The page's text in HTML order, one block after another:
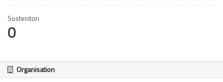
Sostenitori
0
Organisation